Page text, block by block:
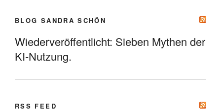
BLOG SANDRA SCHÖN
Wiederveröffentlicht: Sieben Mythen der
KI-Nutzung.
RSS FEED